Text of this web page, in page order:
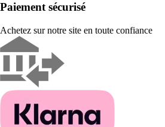
Paiement sécurisé
Achetez sur notre site en toute confiance